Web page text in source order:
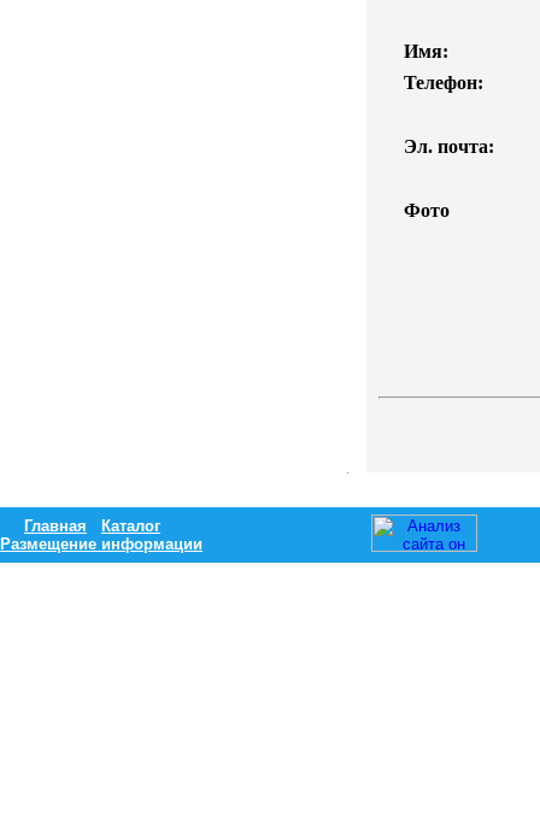
Имя:
Телефон:
Эл. почта:
Фото
Главная
Каталог
Размещение информации